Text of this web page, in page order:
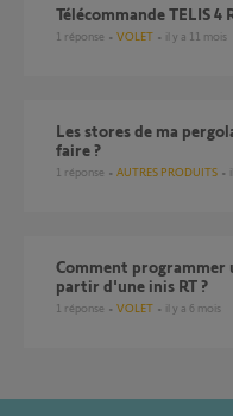
Télécommande TELIS 4
1 réponse VOLET il y a 11 mois
les stores de ma pergola sont à reprogrammer comment
faire ?
1 réponse AUTRES PRODUITS
comment programmer une télécommande Télis 4RTS à
partir d'une inis RT ?
1 réponse VOLET il y a 6 mois